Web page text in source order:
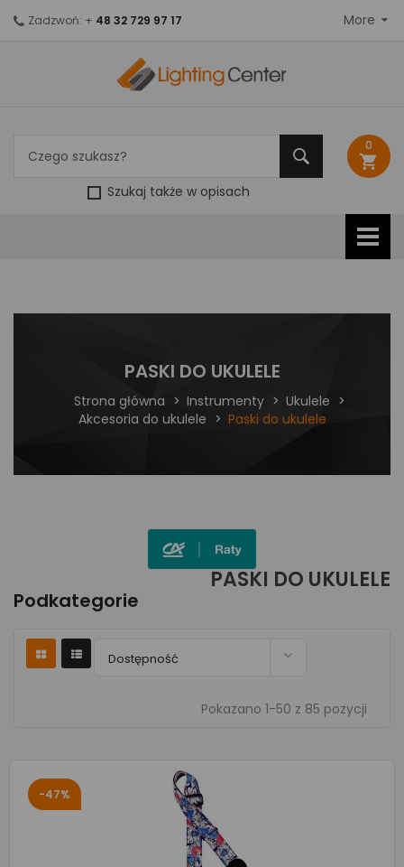
Szukaj także w opisach
0
shopping_cart
Zadzwoń: + 48 32 729 97 17 More
PASKI DO UKULELE
Strona główna Instrumenty
Ukulele
Akcesoria do ukulele
Paski do ukulele
PASKI DO UKULELE
Podkategorie
Dostępność 
Pokazano 1-50 z 85 pozycji
-47%